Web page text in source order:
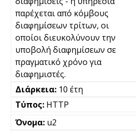
παρέχεται από κόμβους
διαφημίσεων τρίτων, οι
οποίοι διευκολύνουν την
υποβολή διαφημίσεων σε
πραγματικό χρόνο για
διαφημιστές.
10 έτη
HTTP
u2